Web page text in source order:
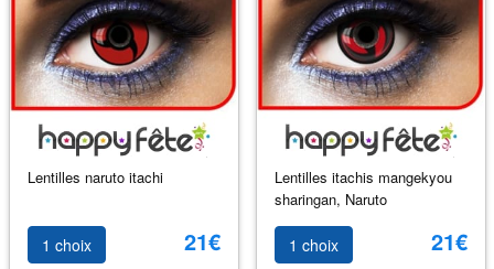
Lentilles naruto itachi
1 choix 21€
Lentilles itachis mangekyou
sharingan, Naruto
1 choix 21€